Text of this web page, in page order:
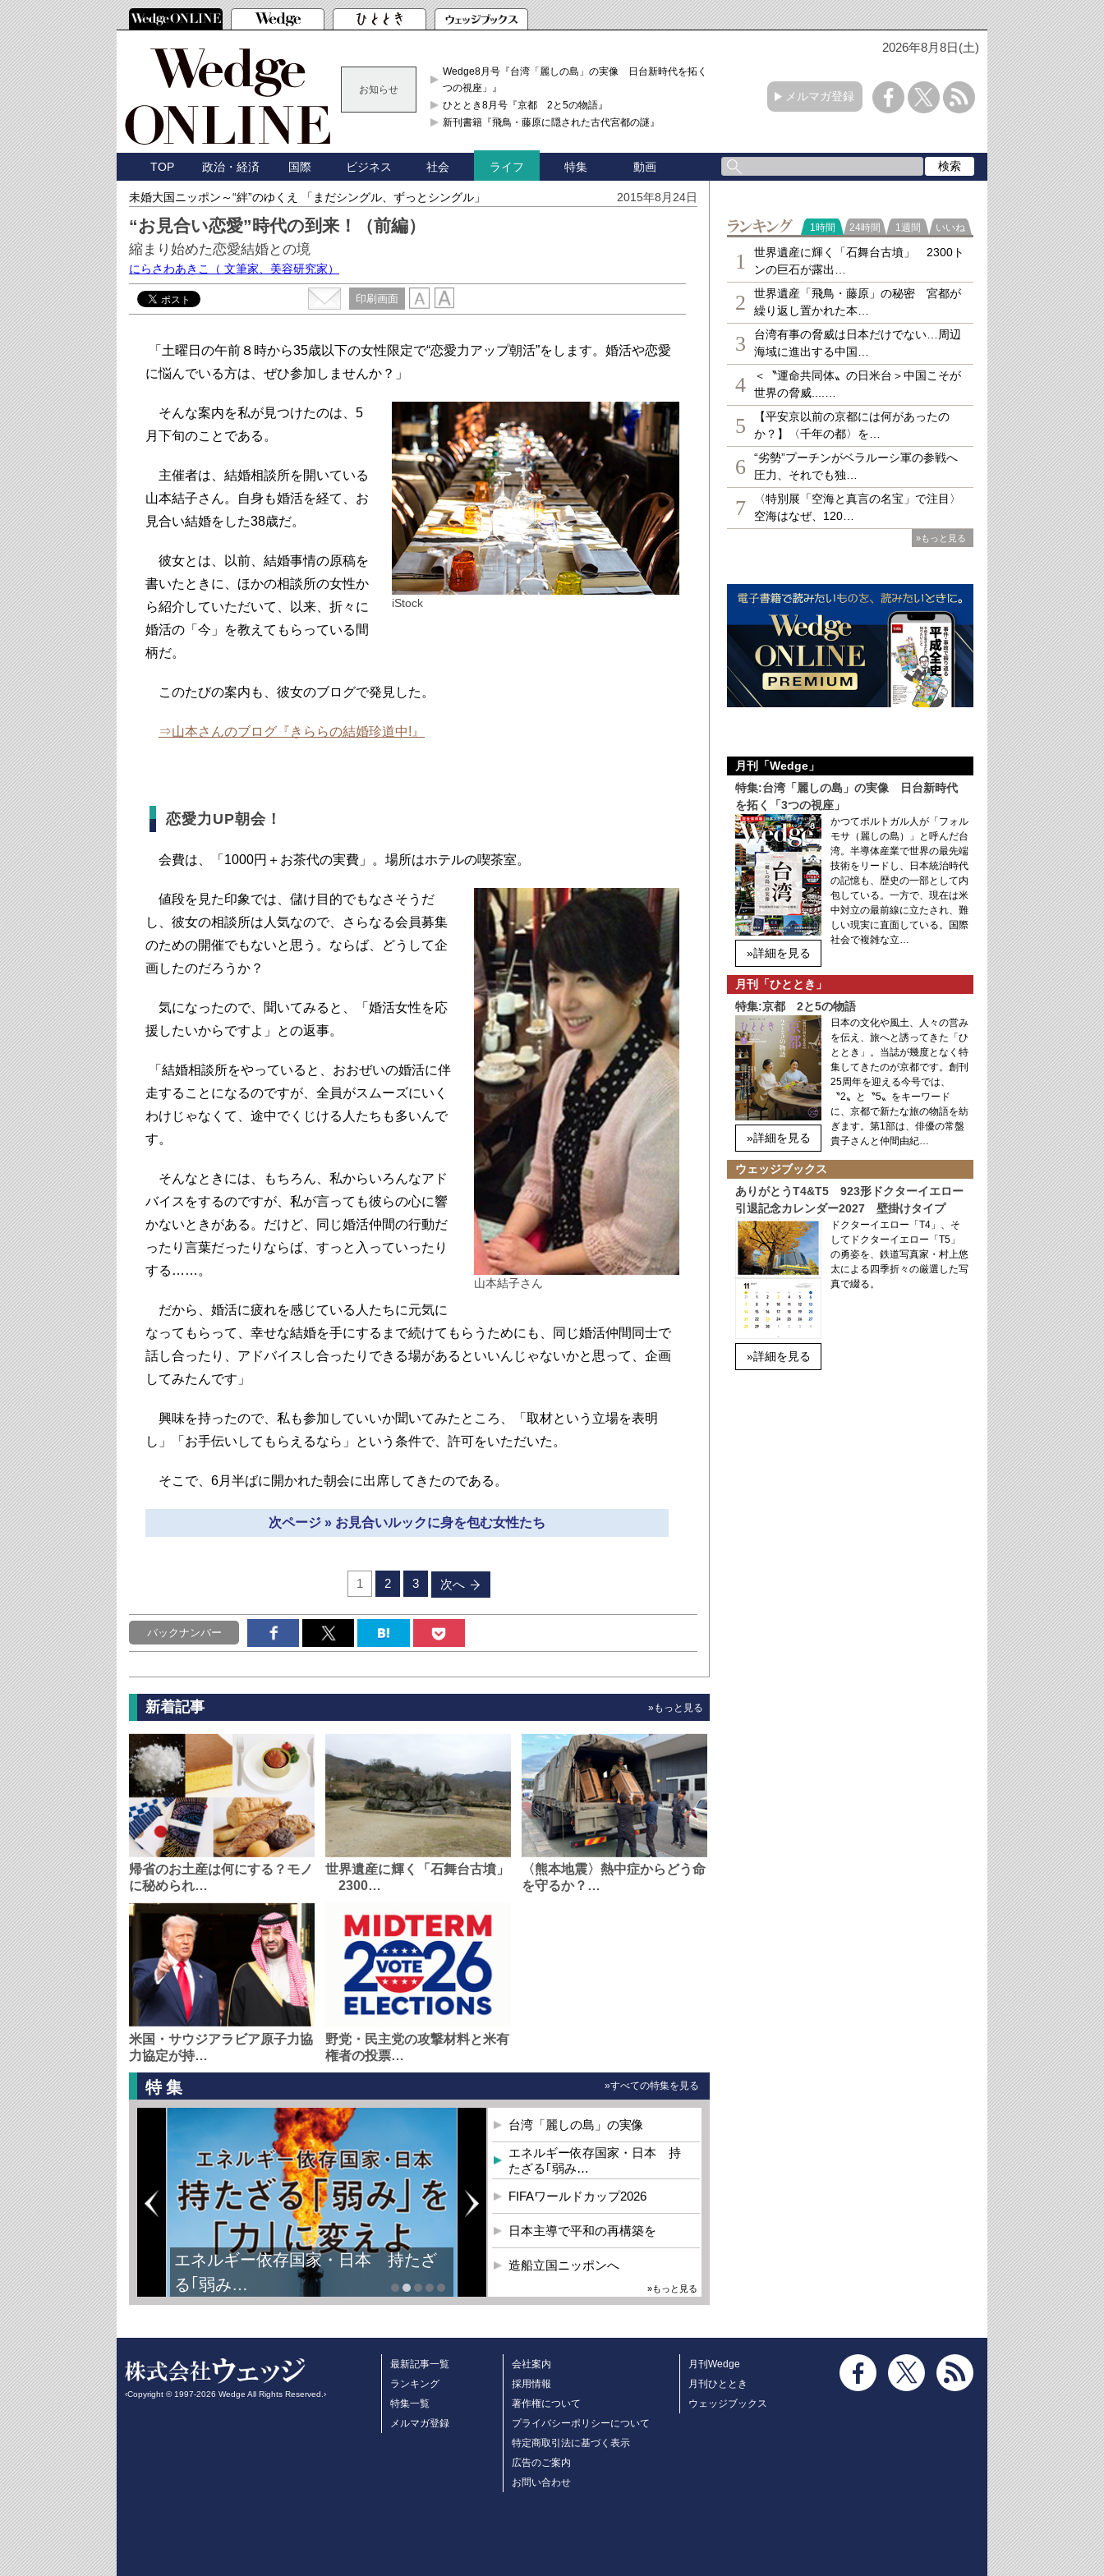
2026年8月8日(土)
お知らせ
Wedge8月号『台湾「麗しの島」の実像 日台新時代を拓く「3
つの視座」』
ひととき8月号『京都 2と5の物語』
新刊書籍『飛鳥・藤原に隠された古代宮都の謎』
メルマガ登録
TOP 政治・経済 国際 ビジネス 社会 ライフ 特集 動画
未婚大国ニッポン～“絆”のゆくえ 「まだシングル、ずっとシングル」 2015年8月24日
“お見合い恋愛”時代の到来！（前編）
縮まり始めた恋愛結婚との境
にらさわあきこ （ 文筆家、美容研究家）
印刷画面
「土曜日の午前８時から35歳以下の女性限定で“恋愛力アップ朝活”をします。婚活や恋愛
に悩んでいる方は、ぜひ参加しませんか？」
iStock
そんな案内を私が見つけたのは、5
月下旬のことである。
主催者は、結婚相談所を開いている
山本結子さん。自身も婚活を経て、お
見合い結婚をした38歳だ。
彼女とは、以前、結婚事情の原稿を
書いたときに、ほかの相談所の女性か
ら紹介していただいて、以来、折々に
婚活の「今」を教えてもらっている間
柄だ。
このたびの案内も、彼女のブログで発見した。
⇒山本さんのブログ『きららの結婚珍道中!』
恋愛力UP朝会！
会費は、「1000円＋お茶代の実費」。場所はホテルの喫茶室。
山本結子さん
値段を見た印象では、儲け目的でもなさそうだ
し、彼女の相談所は人気なので、さらなる会員募集
のための開催でもないと思う。ならば、どうして企
画したのだろうか？
気になったので、聞いてみると、「婚活女性を応
援したいからですよ」との返事。
「結婚相談所をやっていると、おおぜいの婚活に伴
走することになるのですが、全員がスムーズにいく
わけじゃなくて、途中でくじける人たちも多いんで
す。
そんなときには、もちろん、私からいろんなアド
バイスをするのですが、私が言っても彼らの心に響
かないときがある。だけど、同じ婚活仲間の行動だ
ったり言葉だったりならば、すっと入っていったり
する……。
だから、婚活に疲れを感じている人たちに元気に
なってもらって、幸せな結婚を手にするまで続けてもらうためにも、同じ婚活仲間同士で
話し合ったり、アドバイスし合ったりできる場があるといいんじゃないかと思って、企画
してみたんです」
興味を持ったので、私も参加していいか聞いてみたところ、「取材という立場を表明
し」「お手伝いしてもらえるなら」という条件で、許可をいただいた。
そこで、6月半ばに開かれた朝会に出席してきたのである。
次ページ » お見合いルックに身を包む女性たち
1 2 3 次へ
バックナンバー
新着記事 »もっと見る
帰省のお土産は何にする？モノ
に秘められ…
世界遺産に輝く「石舞台古墳」
2300…
〈熊本地震〉熱中症からどう命
を守るか？…
米国・サウジアラビア原子力協
力協定が持…
野党・民主党の攻撃材料と米有
権者の投票…
特集 »すべての特集を見る
エネルギー依存国家・日本 持たざ
る｢弱み…
台湾「麗しの島」の実像
エネルギー依存国家・日本 持
たざる｢弱み…
FIFAワールドカップ2026
日本主導で平和の再構築を
造船立国ニッポンへ
»もっと見る
ランキング
1時間 24時間 1週間 いいね
1
世界遺産に輝く「石舞台古墳」 2300ト
ンの巨石が露出…
2
世界遺産「飛鳥・藤原」の秘密 宮都が
繰り返し置かれた本…
3
台湾有事の脅威は日本だけでない…周辺
海域に進出する中国…
4
＜〝運命共同体〟の日米台＞中国こそが
世界の脅威....…
5
【平安京以前の京都には何があったの
か？】〈千年の都〉を…
6
“劣勢”プーチンがベラルーシ軍の参戦へ
圧力、それでも独…
7
〈特別展「空海と真言の名宝」で注目〉
空海はなぜ、120…
»もっと見る
月刊「Wedge」
特集:台湾「麗しの島」の実像 日台新時代
を拓く「3つの視座」
»詳細を見る
かつてポルトガル人が「フォル
モサ（麗しの島）」と呼んだ台
湾。半導体産業で世界の最先端
技術をリードし、日本統治時代
の記憶も、歴史の一部として内
包している。一方で、現在は米
中対立の最前線に立たされ、難
しい現実に直面している。国際
社会で複雑な立…
月刊「ひととき」
特集:京都 2と5の物語
»詳細を見る
日本の文化や風土、人々の営み
を伝え、旅へと誘ってきた「ひ
ととき」。当誌が幾度となく特
集してきたのが京都です。創刊
25周年を迎える今号では、
〝2〟と〝5〟をキーワード
に、京都で新たな旅の物語を紡
ぎます。第1部は、俳優の常盤
貴子さんと仲間由紀…
ウェッジブックス
ありがとうT4&T5 923形ドクターイエロー
引退記念カレンダー2027 壁掛けタイプ
»詳細を見る
ドクターイエロー「T4」、そ
してドクターイエロー「T5」
の勇姿を、鉄道写真家・村上悠
太による四季折々の厳選した写
真で綴る。
‹Copyright © 1997-2026 Wedge All Rights Reserved.›
最新記事一覧
ランキング
特集一覧
メルマガ登録
会社案内
採用情報
著作権について
プライバシーポリシーについて
特定商取引法に基づく表示
広告のご案内
お問い合わせ
月刊Wedge
月刊ひととき
ウェッジブックス